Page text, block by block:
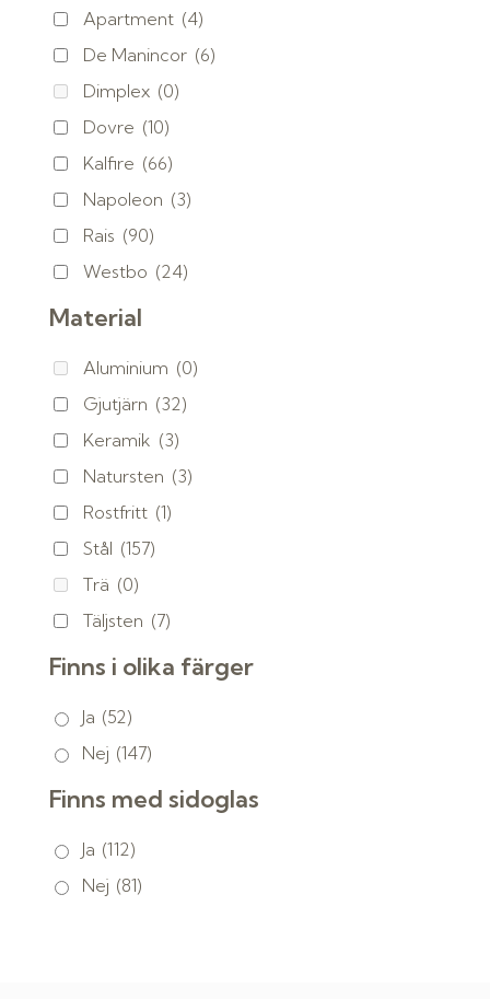
Apartment (4)
De Manincor (6)
Dimplex (0)
Dovre (10)
Kalfire (66)
Napoleon (3)
Rais (90)
Westbo (24)
Material
Aluminium (0)
Gjutjärn (32)
Keramik (3)
Natursten (3)
Rostfritt (1)
Stål (157)
Trä (0)
Täljsten (7)
Finns i olika färger
Ja (52)
Nej (147)
Finns med sidoglas
Ja (112)
Nej (81)